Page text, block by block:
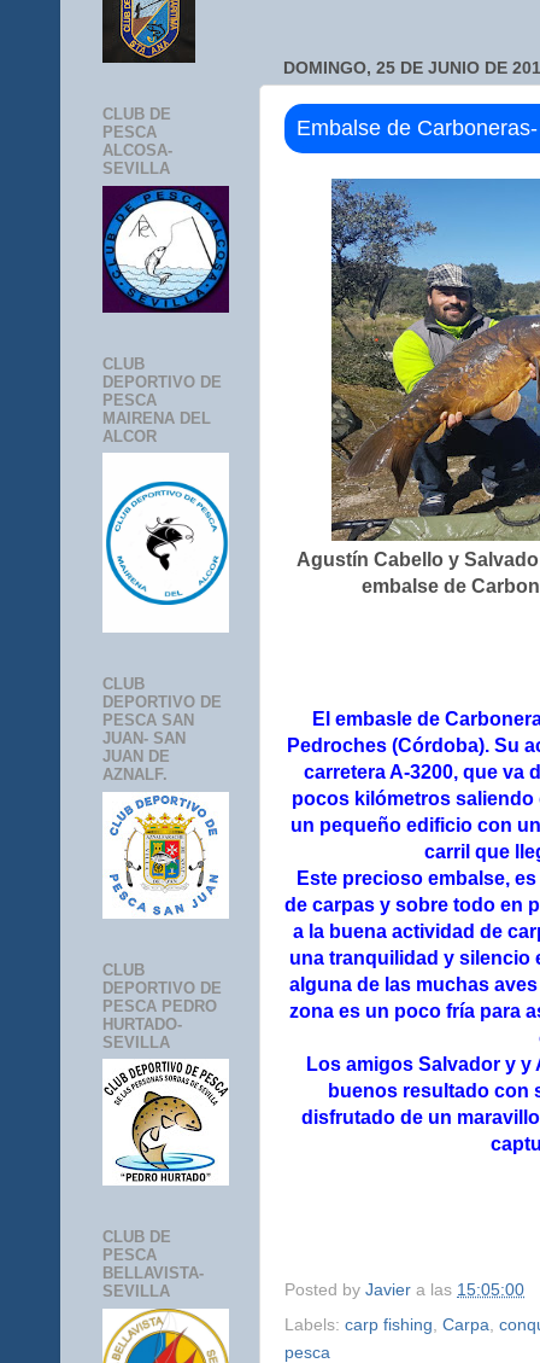
DOMINGO, 25 DE JUNIO DE
Embalse de
Agustín Cabello y
embalse de
El embasle de
Pedroches (Córdoba). Su
carretera A-3200, que va
pocos kilómetros
un pequeño edificio con
carril que
Este precioso embalse,
de carpas y sobre todo en
a la buena actividad de
una tranquilidad y silencio
alguna de las muchas
zona es un poco fría para
Los amigos Salvador y
buenos resultado con
disfrutado de un
Posted by Javier a las 15:05:00
Labels: carp fishing Carpa
pesca
CLUB DE
PESCA
ALCOSA-
SEVILLA
CLUB
DEPORTIVO DE
PESCA
MAIRENA DEL
ALCOR
CLUB
DEPORTIVO DE
PESCA SAN
JUAN- SAN
JUAN DE
AZNALF.
CLUB
DEPORTIVO DE
PESCA PEDRO
HURTADO-
SEVILLA
CLUB DE
PESCA
BELLAVISTA-
SEVILLA